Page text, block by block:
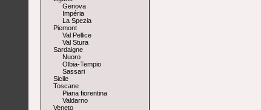
Genova
Impéria
La Spezia
Piemont
Val Pellice
Val Stura
Sardaigne
Nuoro
Olbia-Tempio
Sassari
Sicile
Toscane
Piana fiorentina
Valdarno
Veneto